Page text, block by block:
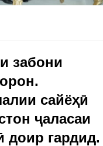
забони
сайёҳӣ
ҷаласаи
доир гардид.